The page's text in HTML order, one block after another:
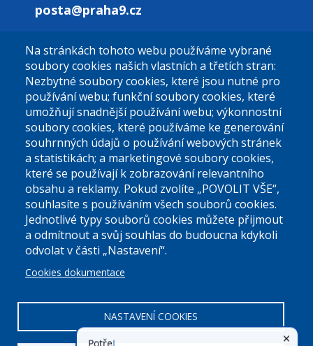
posta@praha9.cz
El. podatelna (bez el. podpisu):
podatelna@praha9.cz
Úřední dny:
Po a St: 08.00-12.00; 13.00-18.00
Úřední hodiny
00063894DIČ:CZ00063894
Na stránkách tohoto webu používáme vybrané
soubory cookies našich vlastních a třetích stran:
Nezbytné soubory cookies, které jsou nutné pro
používání webu; funkční soubory cookies, které
umožňují snadnější používání webu; výkonnostní
soubory cookies, které používáme ke generování
souhrnných údajů o používání webových stránek
a statistikách; a marketingové soubory cookies,
které se používají k zobrazování relevantního
obsahu a reklamy. Pokud zvolíte „POVOLIT VŠE“,
souhlasíte s používáním všech souborů cookies.
Jednotlivé typy souborů cookies můžete přijmout
a odmítnout a svůj souhlas do budoucna kdykoli
odvolat v části „Nastavení“.
Cookies dokumentace
NASTAVENÍ COOKIES